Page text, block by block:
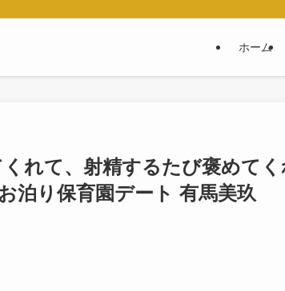
ホーム
れて、射精するたび褒めて
泊り保育園デート 有馬美玖